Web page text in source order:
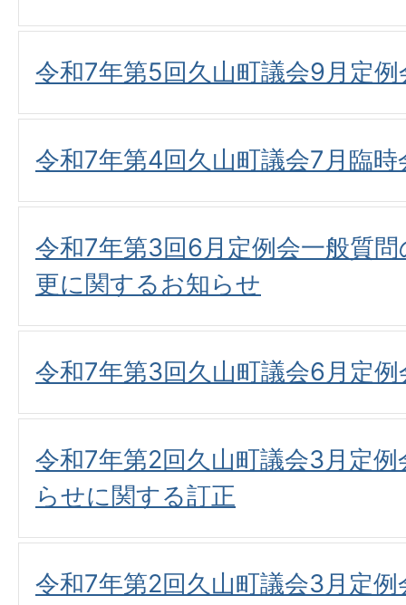
令和7年第5回久山町議会9月定
令和7年第4回久山町議会7月臨
令和7年第3回6月定例会一般質
更に関するお知らせ
令和7年第3回久山町議会6月定
令和7年第2回久山町議会3月定
らせに関する訂正
令和7年第2回久山町議会3月定